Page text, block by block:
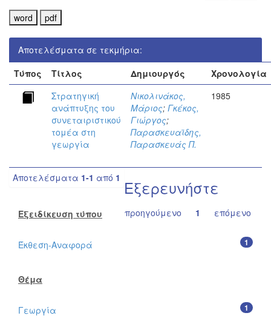
Αποτελέσματα σε τεκμήρια:
Τύπος
Τίτλος Δημιουργός
Χρονολογία
Στρατηγική
ανάπτυξης του
συνεταιριστικού
τομέα στη
γεωργία
Νικολινάκος,
Μάριος; Γκέκος,
Γιώργος;
Παρασκευαϊδης,
Παρασκευάς Π.
1985
Αποτελέσματα 1-1 από 1
προηγούμενο 1 επόμενο
Εξερευνήστε
Εξειδίκευση τύπου
1
Έκθεση-Αναφορά
Θέμα
1
Γεωργία